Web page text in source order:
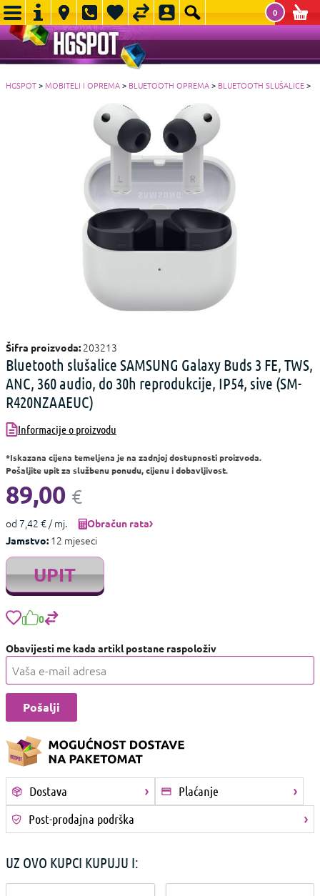
0
HGSPOT>MOBITELI I OPREMA> BLUETOOTH OPREMA> BLUETOOTH SLUŠALICE>
Šifra proizvoda: 203213
Bluetooth slušalice SAMSUNG Galaxy Buds 3 FE, TWS,
ANC, 360 audio, do 30h reprodukcije, IP54, sive (SM-
R420NZAAEUC)
Informacije o proizvodu
*Iskazana cijena temeljena je na zadnjoj dostupnosti proizvoda.
Pošaljite upit za službenu ponudu, cijenu i dobavljivost.
89,00 €
od 7,42 € / mj.
Obračun rata
Jamstvo: 12 mjeseci
UPIT
0
Obavijesti me kada artikl postane raspoloživ
Dostava
Plaćanje
Post-prodajna podrška
UZ OVO KUPCI KUPUJU I: